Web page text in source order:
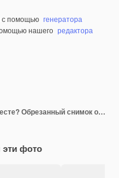
с помощью генератора
нашего редактора
Разве мы не самые крутые вместе? Обрезанный снимок отца и дочери, сближающихся дома
эти фото